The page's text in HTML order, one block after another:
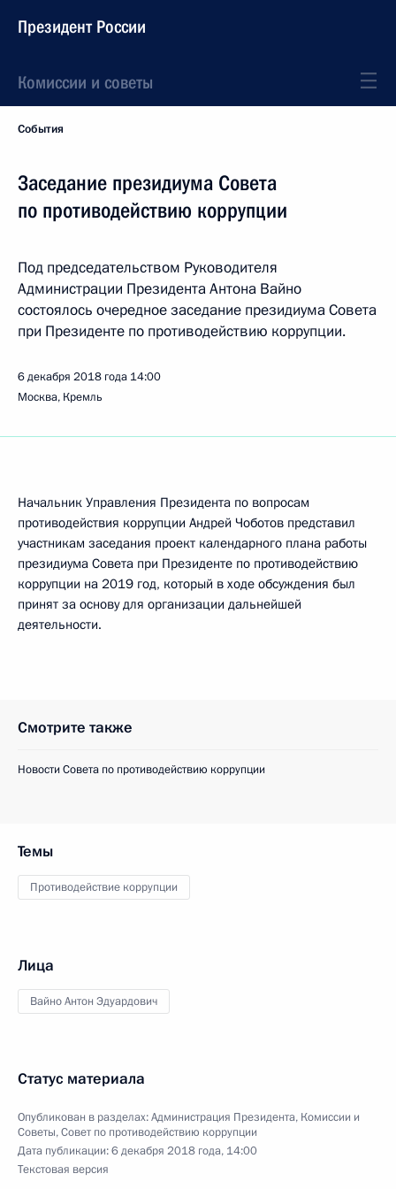
Президент России
Комиссии и советы
События
Заседание президиума Совета
по противодействию коррупции
Под председательством Руководителя
Администрации Президента Антона Вайно
состоялось очередное заседание президиума Совета
при Президенте по противодействию коррупции.
6 декабря 2018 года 14:00
Москва, Кремль
Начальник Управления Президента по вопросам
противодействия коррупции Андрей Чоботов представил
участникам заседания проект календарного плана работы
президиума Совета при Президенте по противодействию
коррупции на 2019 год, который в ходе обсуждения был
принят за основу для организации дальнейшей
деятельности.
Смотрите также
Новости Совета по противодействию коррупции
Темы
Противодействие коррупции
Лица
Вайно Антон Эдуардович
Статус материала
Опубликован в разделах:Администрация Президента, Комиссии и
Советы,Совет по противодействию коррупции
Дата публикации:6 декабря 2018 года, 14:00
Текстовая версия